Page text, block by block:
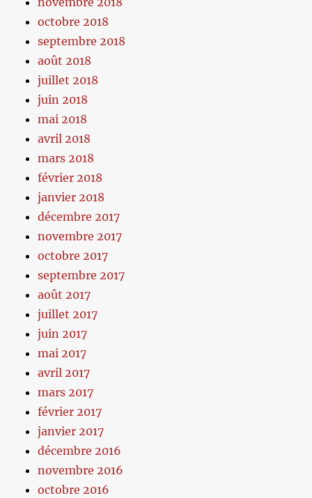
octobre 2018
septembre 2018
août 2018
juillet 2018
juin 2018
mai 2018
avril 2018
mars 2018
février 2018
janvier 2018
décembre 2017
novembre 2017
octobre 2017
septembre 2017
août 2017
juillet 2017
juin 2017
mai 2017
avril 2017
mars 2017
février 2017
janvier 2017
décembre 2016
novembre 2016
octobre 2016